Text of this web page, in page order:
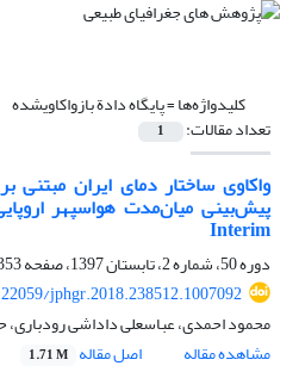
کلیدواژه‌ها =پایگاه دادة بازواکاوی‏شده
تعداد مقالات: 1
واکاوی ساختار دمای ایران مبتنی
Interim
دوره 50، شماره 2، تابستان 1397، صفحه
372
jphgr.2018.238512.1007092
محمود احمدی، عباسعلی داداشی
مشاهده مقاله
اصل مقاله 1.71 M